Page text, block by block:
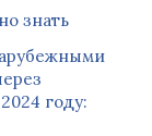
знать
году: